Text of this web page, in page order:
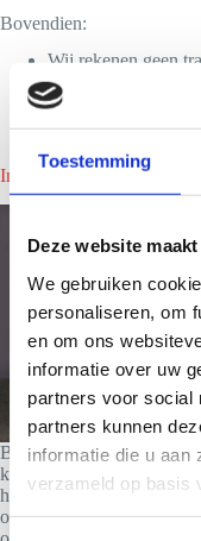
Toestemming
Deze website
We gebruiken
personaliseren, om
en om ons
informatie over uw
partners voor social
partners kunnen
informatie die u aan
verzameld op basis
Bovendien:
Wij rekenen geen
Wij de scherpste
Nou eenmaal de
In Bergen op Zoom direct
Ben je nieuwsgierig naar
kunnen betekenen en wat
huren in Bergen op
ons op. nadien zul je